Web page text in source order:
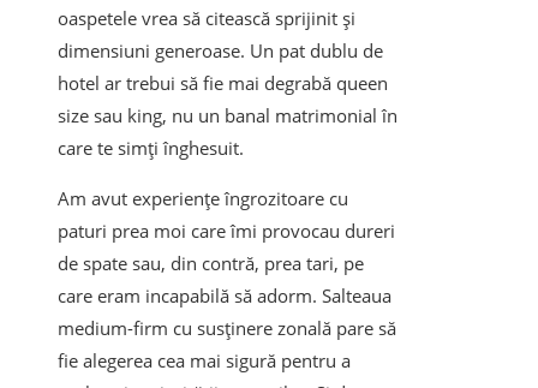
oaspetele vrea să citească sprijinit și
dimensiuni generoase. Un pat dublu de
hotel ar trebui să fie mai degrabă queen
size sau king, nu un banal matrimonial în
care te simți înghesuit.
Am avut experiențe îngrozitoare cu
paturi prea moi care îmi provocau dureri
de spate sau, din contră, prea tari, pe
care eram incapabilă să adorm. Salteaua
medium-firm cu susținere zonală pare să
fie alegerea cea mai sigură pentru a